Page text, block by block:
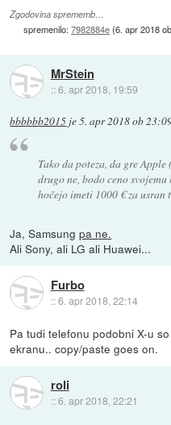
Zgodovina sprememb…
spremenilo:7982884e(6. apr 2018
MrStein
::6. apr 2018, 19:59
bbbbbb2015 je5. apr 2018 ob
Tako da poteza, da gre Apple
drugo ne, bodo ceno
hočejo imeti 1000 € za usran
Ja, Samsungpa ne.
Ali Sony, ali LG ali Huawei...
Furbo
::6. apr 2018, 22:14
Pa tudi telefonu podobni X-u
ekranu.. copy/paste goes on.
roli
::6. apr 2018, 22:21